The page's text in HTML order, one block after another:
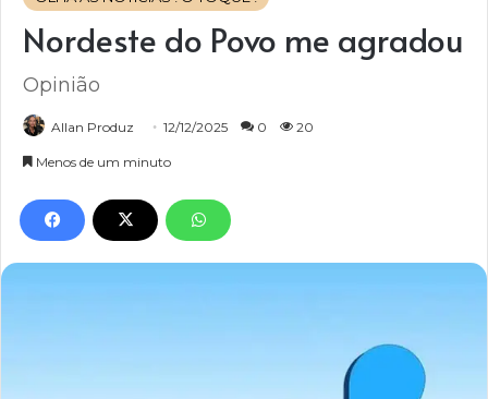
Nordeste do Povo me agradou
Opinião
Allan Produz 12/12/2025 0 20
Menos de um minuto